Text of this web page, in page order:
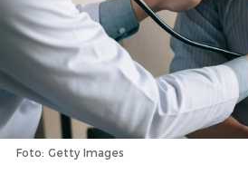
Foto: Getty Images